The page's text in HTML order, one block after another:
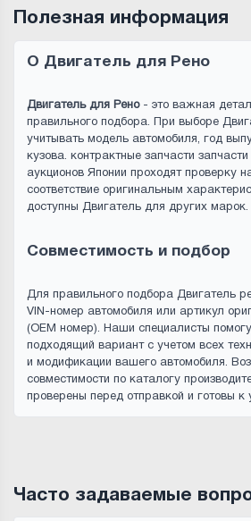
Полезная информация
О Двигатель для Рено
Двигатель для Рено- это важная
правильного подбора. При выборе
учитывать модель автомобиля, год
кузова. контрактные запчасти
аукционов Японии проходят проверку
соответствие оригинальным
доступны Двигатель для других марок.
Совместимость и подбор
Для правильного подбора Двигатель
VIN-номер автомобиля или артикул
(OEM номер). Наши специалисты
подходящий вариант с учетом всех
и модификации вашего автомобиля.
совместимости по каталогу
проверены перед отправкой и готовы к
Часто задаваемые